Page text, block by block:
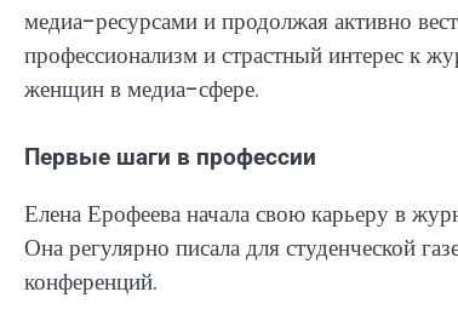
медиа-ресурсами и продолжая активно
профессионализм и страстный интерес к
женщин в медиа-сфере.
Первые шаги в профессии
Елена Ерофеева начала свою карьеру в
Она регулярно писала для студенческой
конференций.